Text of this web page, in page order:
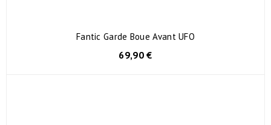
Fantic Garde Boue Avant UFO
69,90 €